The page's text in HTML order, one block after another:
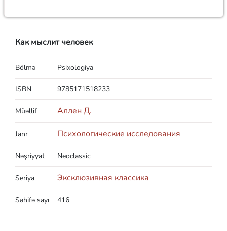
Как мыслит человек
Bölmə Psixologiya
ISBN 9785171518233
Müəllif Аллен Д.
Janr Психологические исследования
Nəşriyyat Neoclassic
Seriya Эксклюзивная классика
Səhifə sayı 416